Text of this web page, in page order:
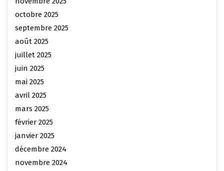
octobre 2025
septembre 2025
août 2025
juillet 2025
juin 2025
mai 2025
avril 2025
mars 2025
février 2025
janvier 2025
décembre 2024
novembre 2024